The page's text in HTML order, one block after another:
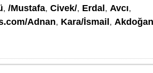
, /Mustafa, Civek/, Erdal, Avcı,
Adnan, Kara/İsmail, Akdoğan